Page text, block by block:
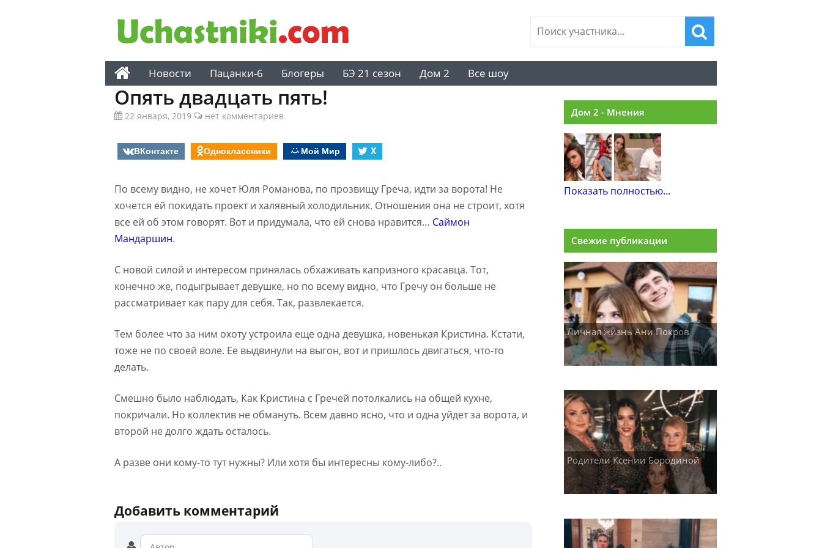
Новости Пацанки-6 Блогеры БЭ 21 сезон Дом 2 Все шоу
Опять двадцать пять!
22 января, 2019 нет комментариев
ВКонтакте Одноклассники Мой Мир X
По всему видно, не хочет Юля Романова, по прозвищу Греча, идти за ворота! Не
хочется ей покидать проект и халявный холодильник. Отношения она не строит, хотя
все ей об этом говорят. Вот и придумала, что ей снова нравится… Саймон
Мандаршин.
С новой силой и интересом принялась обхаживать капризного красавца. Тот,
конечно же, подыгрывает девушке, но по всему видно, что Гречу он больше не
рассматривает как пару для себя. Так, развлекается.
Тем более что за ним охоту устроила еще одна девушка, новенькая Кристина. Кстати,
тоже не по своей воле. Ее выдвинули на выгон, вот и пришлось двигаться, что-то
делать.
Смешно было наблюдать, Как Кристина с Гречей потолкались на общей кухне,
покричали. Но коллектив не обмануть. Всем давно ясно, что и одна уйдет за ворота, и
второй не долго ждать осталось.
А разве они кому-то тут нужны? Или хотя бы интересны кому-либо?..
Добавить комментарий
Дом 2 - Мнения
Показать полностью...
Свежие публикации
Личная жизнь Ани Покров
Родители Ксении Бородиной